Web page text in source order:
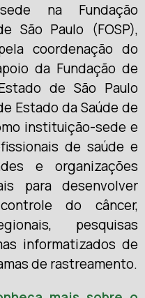
na Fundação
São Paulo (FOSP),
coordenação do
da Fundação de
de São Paulo
Estado da Saúde de
instituição-sede e
de saúde e
e organizações
para desenvolver
do câncer,
pesquisas
informatizados de
de rastreamento.